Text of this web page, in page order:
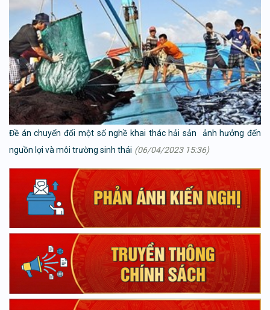
Đề án chuyển đổi một số nghề khai thác hải sản ảnh hưởng đến
nguồn lợi và môi trường sinh thái (06/04/2023 15:36)